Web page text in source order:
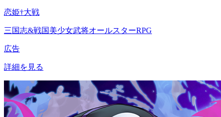
恋姫†大戦
三国志&戦国美少女武将オールスターRPG
広告
詳細を見る